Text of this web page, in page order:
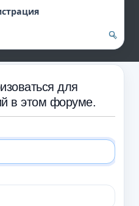
для
в этом форуме.